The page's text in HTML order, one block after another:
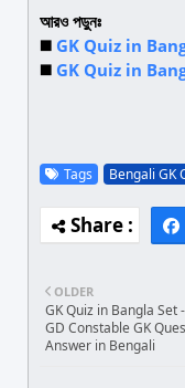
আরও পড়ুনঃ
◼️ GK Quiz in
◼️ GK Quiz in
Tags Bengali GK
OLDER
GK Quiz in Bangla Set
GD Constable GK
Answer in Bengali